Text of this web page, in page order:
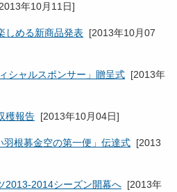
2013年10月11日]
しめる新商品発表 [2013年10月07
シャルスポンサー」贈呈式 [2013年
穫報告 [2013年10月04日]
根募金空の第一便」伝達式 [2013
2013-2014シーズン開幕へ [2013年